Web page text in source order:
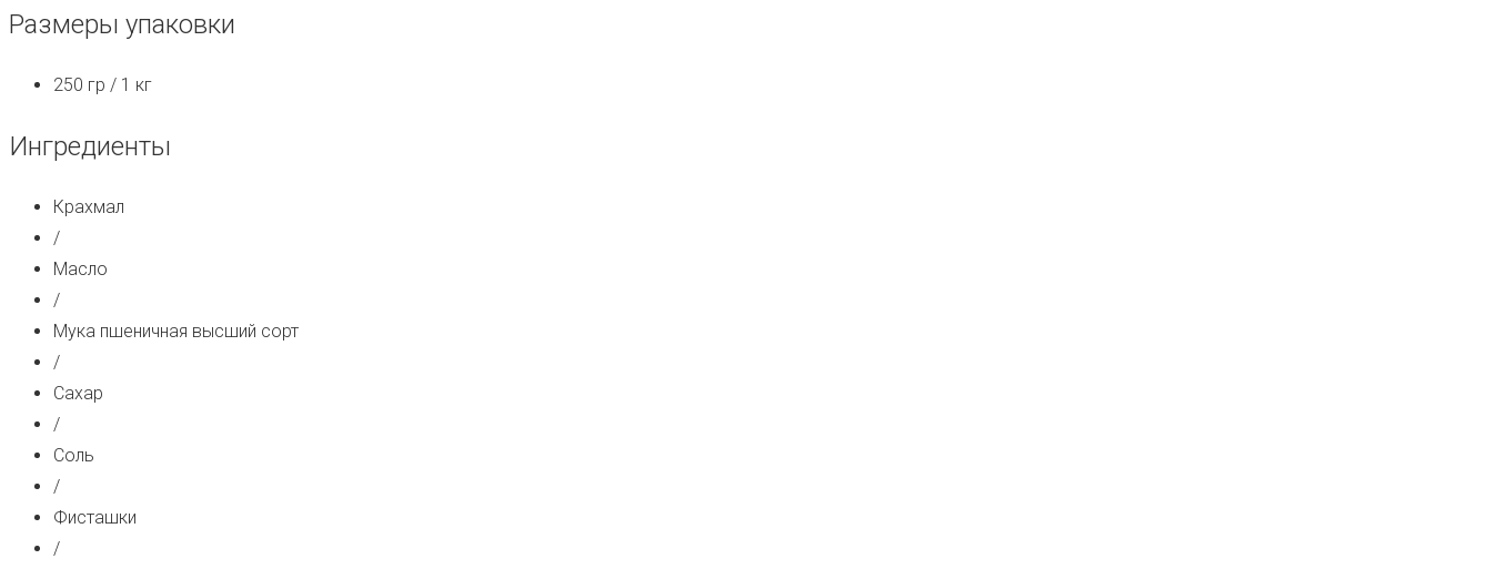
Размеры упаковки
250 гр / 1 кг
Ингредиенты
Крахмал
/
Масло
/
Мука пшеничная высший сорт
/
Сахар
/
Соль
/
Фисташки
/